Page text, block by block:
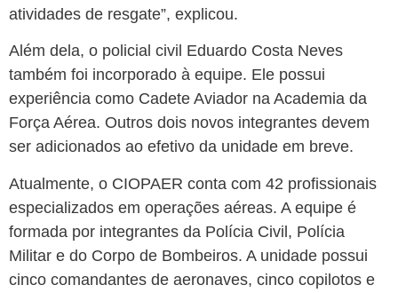
atividades de resgate”, explicou.
Além dela, o policial civil Eduardo Costa Neves
também foi incorporado à equipe. Ele possui
experiência como Cadete Aviador na Academia da
Força Aérea. Outros dois novos integrantes devem
ser adicionados ao efetivo da unidade em breve.
Atualmente, o CIOPAER conta com 42 profissionais
especializados em operações aéreas. A equipe é
formada por integrantes da Polícia Civil, Polícia
Militar e do Corpo de Bombeiros. A unidade possui
cinco comandantes de aeronaves, cinco copilotos e